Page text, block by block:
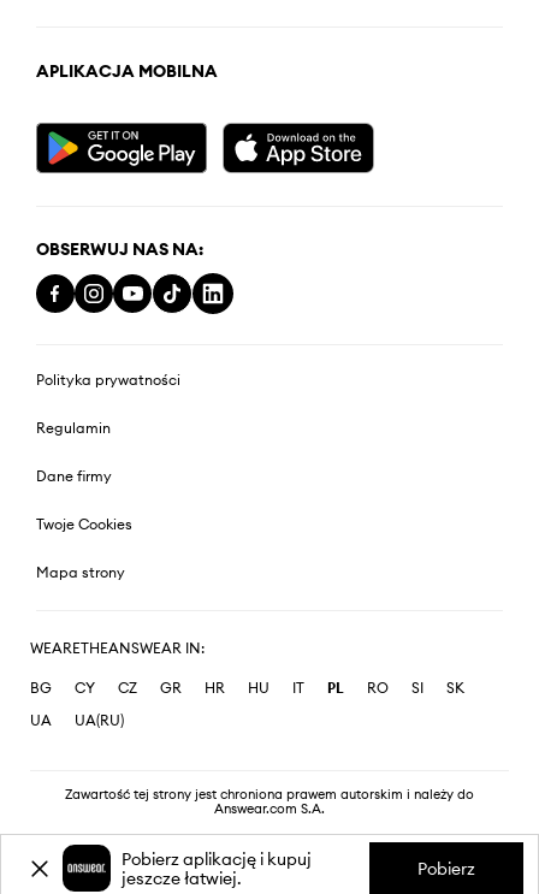
APLIKACJA MOBILNA
OBSERWUJ NAS NA:
Polityka prywatności
Regulamin
Dane firmy
Twoje Cookies
Mapa strony
WEARETHEANSWEAR IN:
BG CY CZ GR HR HU IT PL RO SI
SK
UA
UA(RU)
Zawartość tej strony jest chroniona prawem autorskim i należy do
Answear.com S.A.
Pobierz aplikację i kupuj
jeszcze łatwiej.
Pobierz